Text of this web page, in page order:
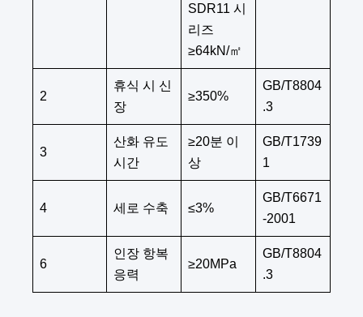
SDR11 시
리즈
≥64kN/㎡
2
휴식 시 신
장
≥350%
GB/T8804
.3
3
산화 유도
시간
≥20분 이
상
GB/T1739
1
4 세로 수축 ≤3%
GB/T6671
-2001
6
인장 항복
응력
≥20MPa
GB/T8804
.3